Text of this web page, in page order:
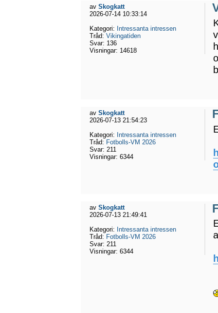
av Skogkatt
2026-07-14 10:33:14
Kategori: Intressanta intressen
Tråd: Vikingatiden
Svar: 136
Visningar: 14618
av Skogkatt
2026-07-13 21:54:23
Kategori: Intressanta intressen
Tråd: Fotbolls-VM 2026
Svar: 211
Visningar: 6344
av Skogkatt
2026-07-13 21:49:41
Kategori: Intressanta intressen
Tråd: Fotbolls-VM 2026
Svar: 211
Visningar: 6344